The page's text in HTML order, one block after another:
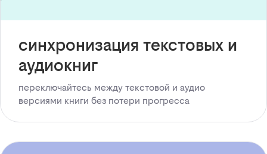
синхронизация текстовых и
аудиокниг
переключайтесь между текстовой и аудио
версиями книги без потери прогресса